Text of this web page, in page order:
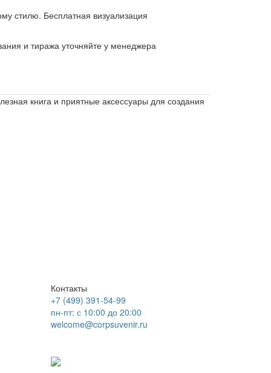
стилю. Бесплатная визуализация
и тиража уточняйте у менеджера
книга и приятные аксессуары для создания
Контакты
+7 (499) 391-54-99
пн-пт: с 10:00 до 20:00
welcome@corpsuvenir.ru